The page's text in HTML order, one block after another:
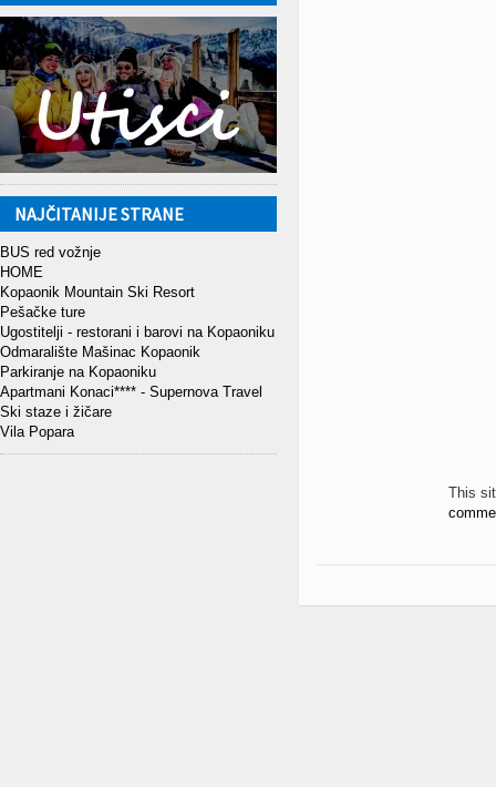
This
NAJČITANIJE STRANE
BUS red vožnje
HOME
Kopaonik Mountain Ski Resort
Pešačke ture
Ugostitelji - restorani i barovi na Kopaoniku
Odmaralište Mašinac Kopaonik
Parkiranje na Kopaoniku
Apartmani Konaci**** - Supernova Travel
Ski staze i žičare
Vila Popara